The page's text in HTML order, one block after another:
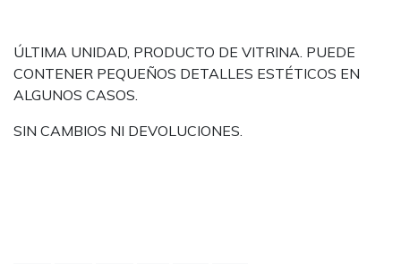
ÚLTIMA UNIDAD, PRODUCTO DE VITRINA. PUEDE
CONTENER PEQUEÑOS DETALLES ESTÉTICOS EN
ALGUNOS CASOS.
SIN CAMBIOS NI DEVOLUCIONES.